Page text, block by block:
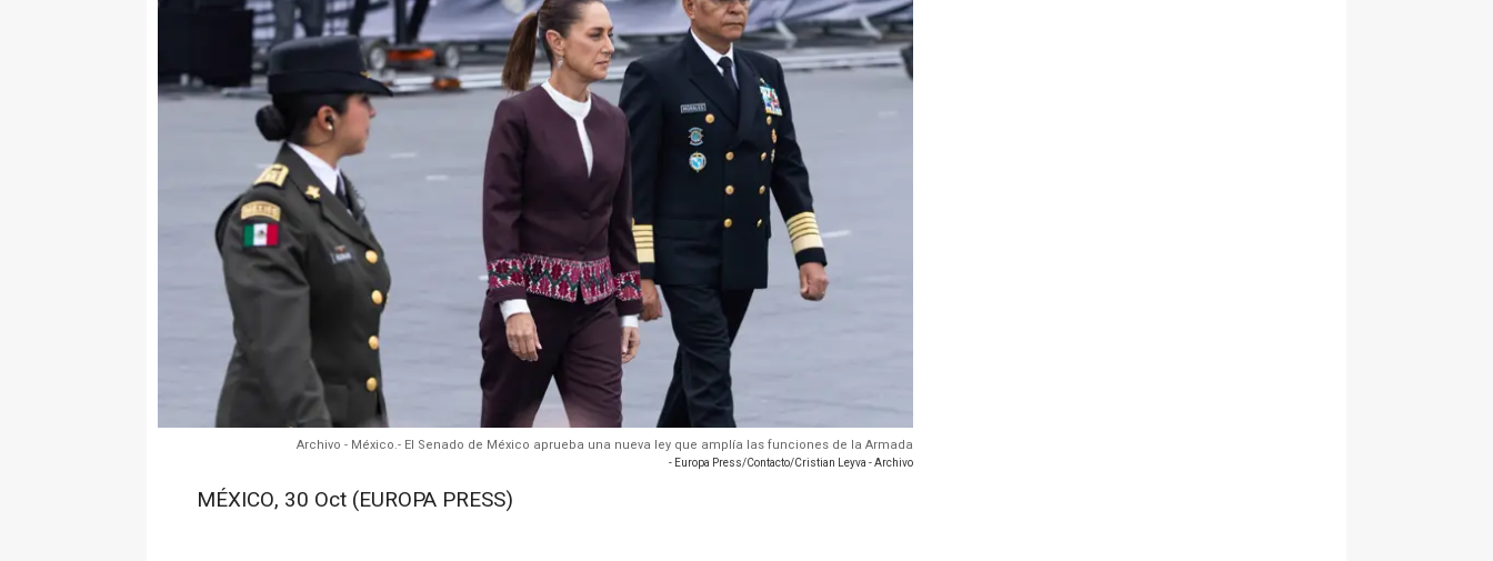
Archivo - México.- El Senado de México aprueba una nueva ley que amplía las funciones de la Armada
- Europa Press/Contacto/Cristian Leyva - Archivo
MÉXICO, 30 Oct (EUROPA PRESS)